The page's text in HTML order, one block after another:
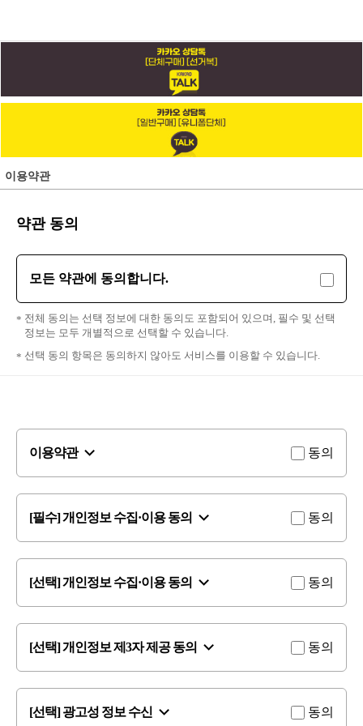
이용약관
약관 동의
모든 약관에 동의합니다.
전체 동의는 선택 정보에 대한 동의도 포함되어 있으며, 필수 및 선택
정보는 모두 개별적으로 선택할 수 있습니다.
선택 동의 항목은 동의하지 않아도 서비스를 이용할 수 있습니다.
이용약관 동의
[필수] 개인정보 수집·이용 동의 동의
[선택] 개인정보 수집·이용 동의 동의
[선택] 개인정보 제3자 제공 동의 동의
[선택] 광고성 정보 수신 동의